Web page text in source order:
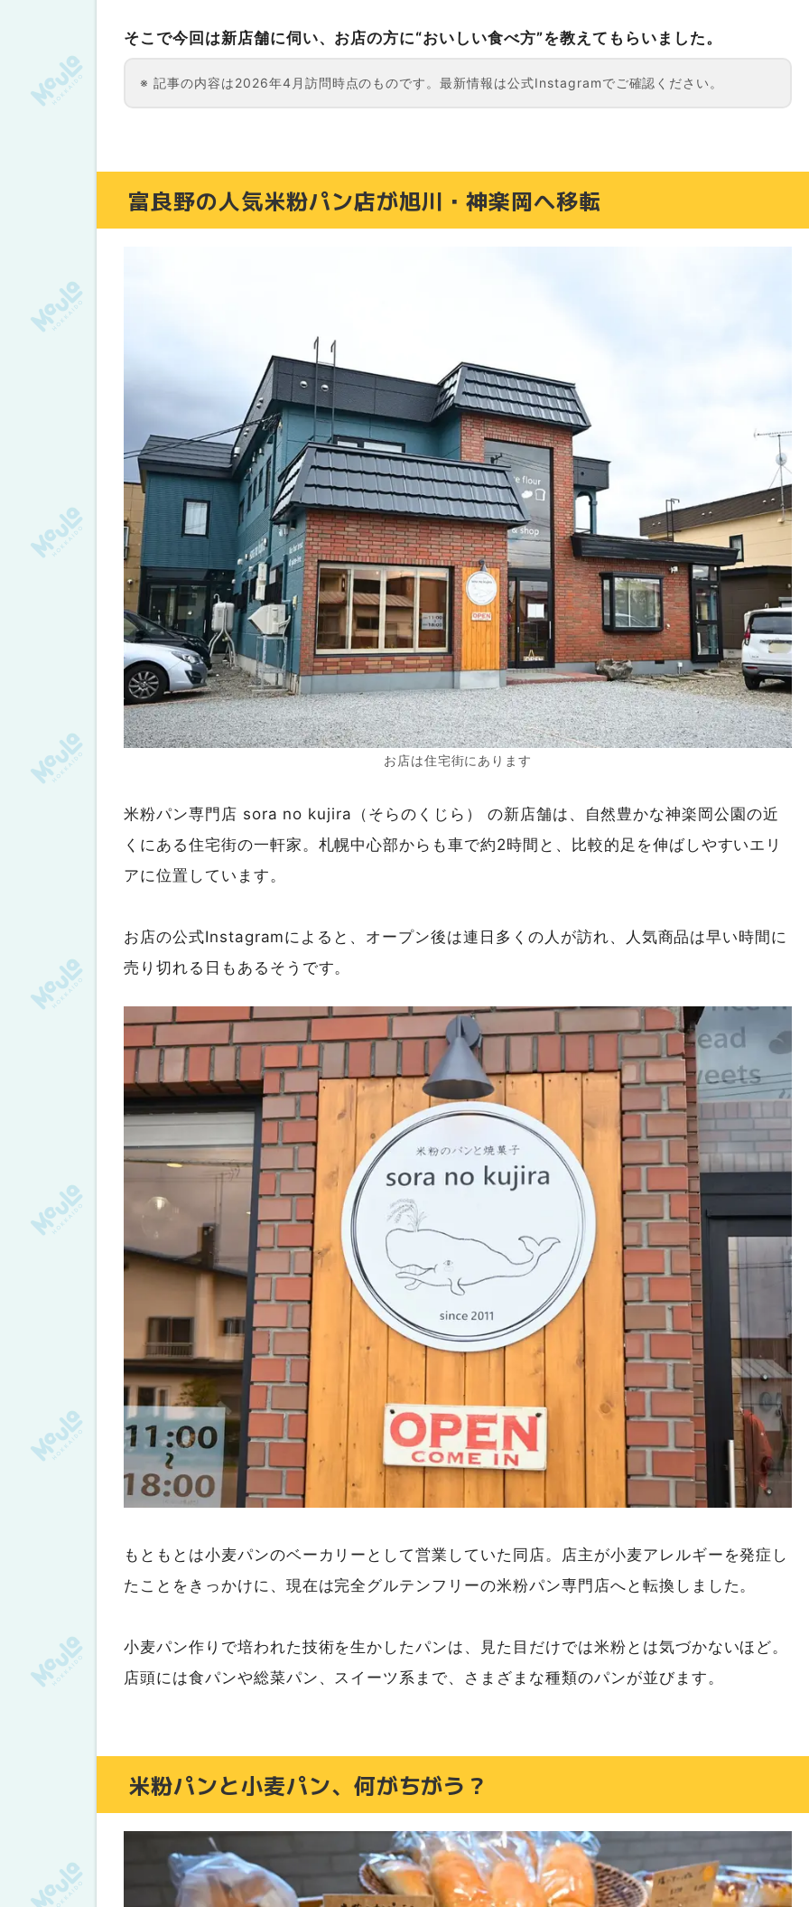
そこで今回は新店舗に伺い、お店の方に“おいしい食べ方”を教えてもらいました。
記事の内容は2026年4月訪問時点のものです。最新情報は公式Instagramでご確認ください。
富良野の人気米粉パン店が旭川・神楽岡へ移転
お店は住宅街にあります
米粉パン専門店 sora no kujira（そらのくじら） の新店舗は、自然豊かな神楽岡公園の近
くにある住宅街の一軒家。札幌中心部からも車で約2時間と、比較的足を伸ばしやすいエリ
アに位置しています。
お店の公式Instagramによると、オープン後は連日多くの人が訪れ、人気商品は早い時間に
売り切れる日もあるそうです。
もともとは小麦パンのベーカリーとして営業していた同店。店主が小麦アレルギーを発症し
たことをきっかけに、現在は完全グルテンフリーの米粉パン専門店へと転換しました。
小麦パン作りで培われた技術を生かしたパンは、見た目だけでは米粉とは気づかないほど。
店頭には食パンや総菜パン、スイーツ系まで、さまざまな種類のパンが並びます。
米粉パンと小麦パン、何がちがう？